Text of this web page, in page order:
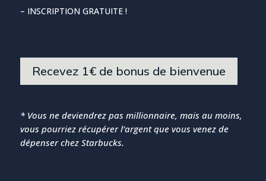
– INSCRIPTION GRATUITE !
Recevez 1€ de bonus de bienvenue
* Vous ne deviendrez pas millionnaire, mais au moins,
vous pourriez récupérer l’argent que vous venez de
dépenser chez Starbucks.